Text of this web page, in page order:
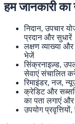
हम जानकारी
निदान, उपचार
प्रदान और सुधारें
लक्षण व्याख्या
भेजें
सिंक्रनाइज़्ड,
सेवाएं संचालित
रिमाइंडर, नज,
क्रेडिट और
का पता लगाएं
उपयोग